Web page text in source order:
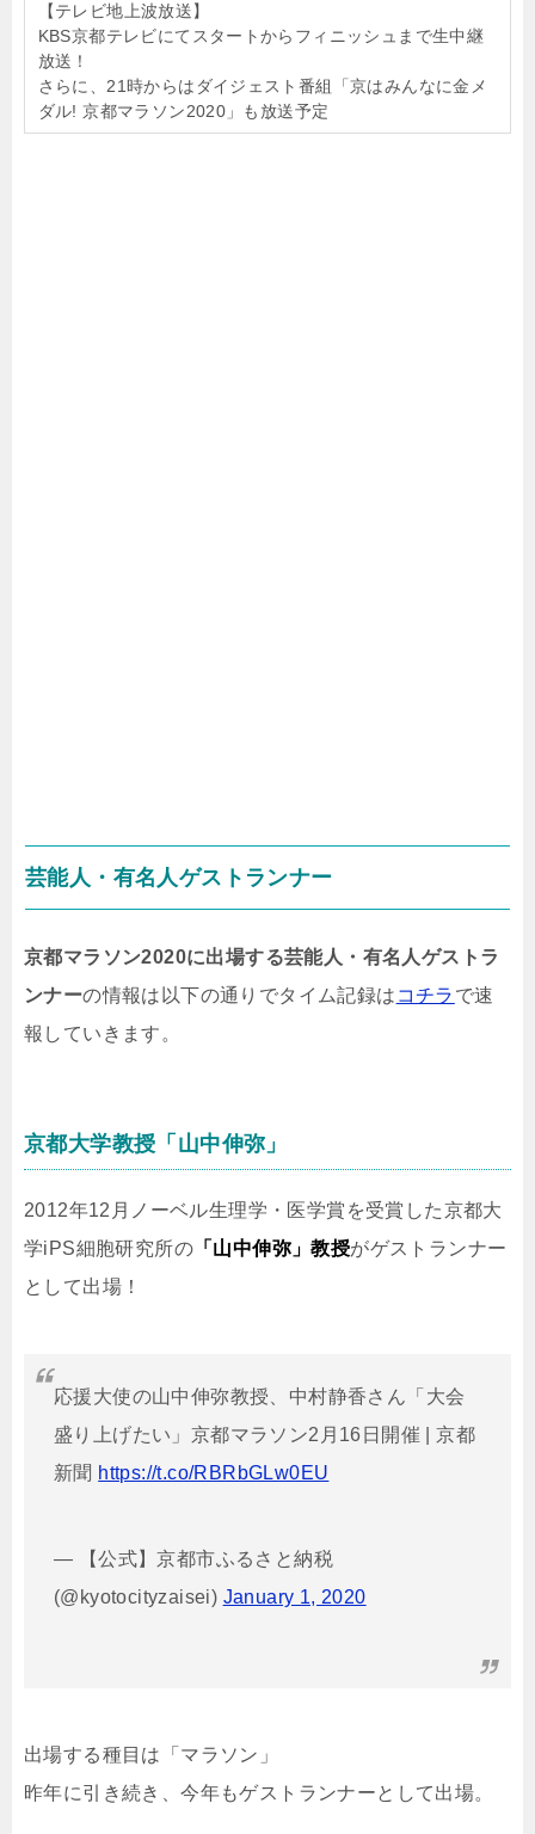
【テレビ地上波放送】
KBS京都テレビにてスタートからフィニッシュまで生中継
放送！
さらに、21時からはダイジェスト番組「京はみんなに金メ
ダル! 京都マラソン2020」も放送予定
芸能人・有名人ゲストランナー
京都マラソン2020に出場する芸能人・有名人ゲストラ
ンナーの情報は以下の通りでタイム記録は コチラ で速
報していきます。
京都大学教授「山中伸弥」
2012年12月ノーベル生理学・医学賞を受賞した京都大
学iPS細胞研究所の 「山中伸弥」教授がゲストランナー
として出場！
応援大使の山中伸弥教授、中村静香さん「大会
盛り上げたい」京都マラソン2月16日開催 | 京都
新聞 https://t.co/RBRbGLw0EU
— 【公式】京都市ふるさと納税
(@kyotocityzaisei) January 1, 2020
出場する種目は「マラソン」
昨年に引き続き、今年もゲストランナーとして出場。